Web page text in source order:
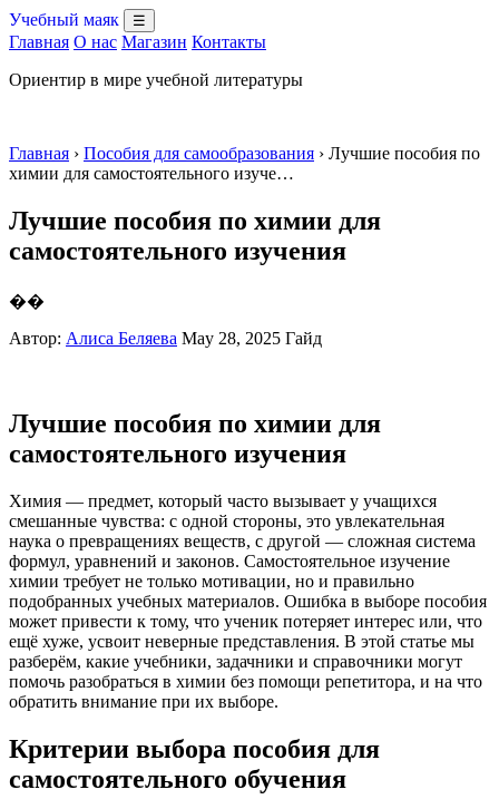
Учебный маяк ☰
Главная О нас Магазин Контакты
Ориентир в мире учебной литературы
Главная › Пособия для самообразования › Лучшие пособия по
химии для самостоятельного изуче…
Лучшие пособия по химии для
самостоятельного изучения
��
Автор: Алиса Беляева May 28, 2025 Гайд
Лучшие пособия по химии для
самостоятельного изучения
Химия — предмет, который часто вызывает у учащихся
смешанные чувства: с одной стороны, это увлекательная
наука о превращениях веществ, с другой — сложная система
формул, уравнений и законов. Самостоятельное изучение
химии требует не только мотивации, но и правильно
подобранных учебных материалов. Ошибка в выборе пособия
может привести к тому, что ученик потеряет интерес или, что
ещё хуже, усвоит неверные представления. В этой статье мы
разберём, какие учебники, задачники и справочники могут
помочь разобраться в химии без помощи репетитора, и на что
обратить внимание при их выборе.
Критерии выбора пособия для
самостоятельного обучения